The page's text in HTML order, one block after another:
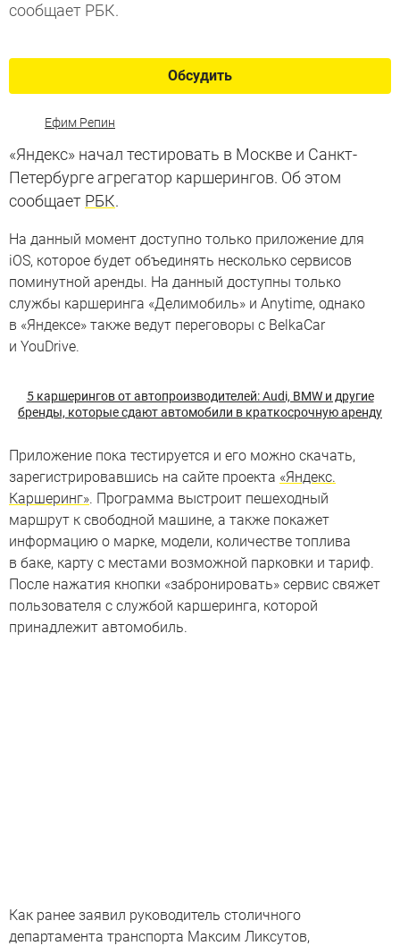
сообщает РБК.
Обсудить
Ефим Репин
«Яндекс» начал тестировать в Москве и Санкт-
Петербурге агрегатор каршерингов. Об этом
сообщает РБК.
На данный момент доступно только приложение для
iOS, которое будет объединять несколько сервисов
поминутной аренды. На данный доступны только
службы каршеринга «Делимобиль» и Anytime, однако
в «Яндексе» также ведут переговоры с BelkaCar
и YouDrive.
5 каршерингов от автопроизводителей: Audi, BMW и другие
бренды, которые сдают автомобили в краткосрочную аренду
Приложение пока тестируется и его можно скачать,
зарегистрировавшись на сайте проекта «Яндекс.
Каршеринг». Программа выстроит пешеходный
маршрут к свободной машине, а также покажет
информацию о марке, модели, количестве топлива
в баке, карту с местами возможной парковки и тариф.
После нажатия кнопки «забронировать» сервис свяжет
пользователя с службой каршеринга, которой
принадлежит автомобиль.
Как ранее заявил руководитель столичного
департамента транспорта Максим Ликсутов,